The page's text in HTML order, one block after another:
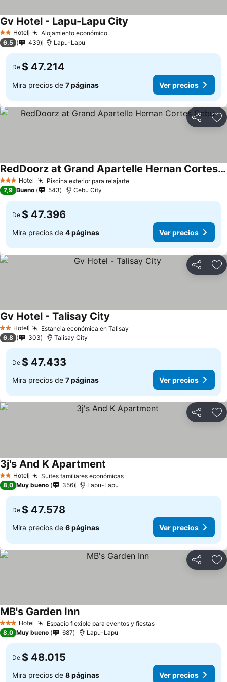
2 Estrellas
Hotel Alojamiento económico
Gv Hotel - Lapu-Lapu City
6,5 439 Lapu-Lapu
De $ 47.214
Mira precios de 7 páginas Ver precios
Compartir
3 Estrellas
Hotel Piscina exterior para relajarte
RedDoorz at Grand Apartelle Hernan Cortes Cebu
7,9 Bueno 543 Cebu City
De $ 47.396
Mira precios de 4 páginas Ver precios
Compartir
2 Estrellas
Hotel Estancia económica en Talisay
Gv Hotel - Talisay City
6,8 303 Talisay City
De $ 47.433
Mira precios de 7 páginas Ver precios
Compartir
2 Estrellas
Hotel Suites familiares económicas
3j's And K Apartment
8,0 Muy bueno 356 Lapu-Lapu
De $ 47.578
Mira precios de 6 páginas Ver precios
Compartir
3 Estrellas
Hotel Espacio flexible para eventos y fiestas
MB's Garden Inn
8,0 Muy bueno 687 Lapu-Lapu
De $ 48.015
Mira precios de 8 páginas Ver precios